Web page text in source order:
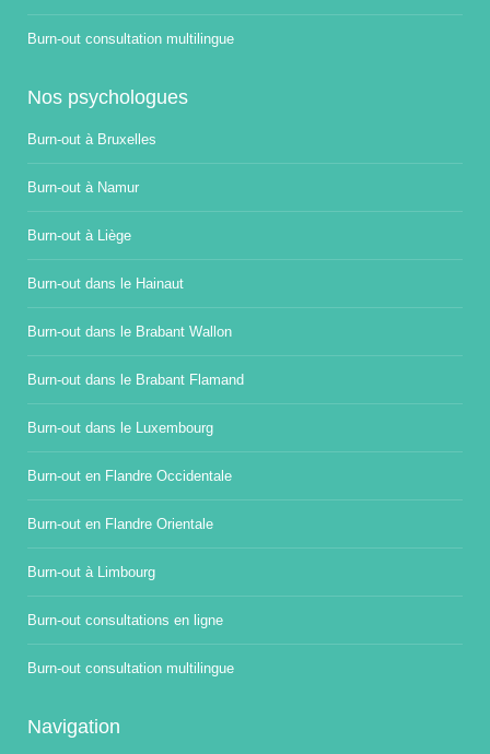
Burn-out consultation multilingue
Nos psychologues
Burn-out à Bruxelles
Burn-out à Namur
Burn-out à Liège
Burn-out dans le Hainaut
Burn-out dans le Brabant Wallon
Burn-out dans le Brabant Flamand
Burn-out dans le Luxembourg
Burn-out en Flandre Occidentale
Burn-out en Flandre Orientale
Burn-out à Limbourg
Burn-out consultations en ligne
Burn-out consultation multilingue
Navigation